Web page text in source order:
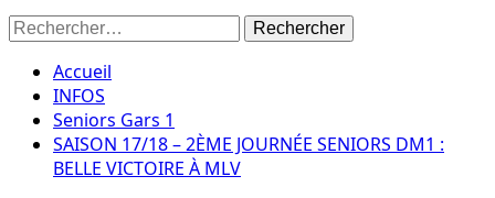
Rechercher :
Accueil
INFOS
Seniors Gars 1
SAISON 17/18 – 2ÈME JOURNÉE SENIORS DM1 :
BELLE VICTOIRE À MLV